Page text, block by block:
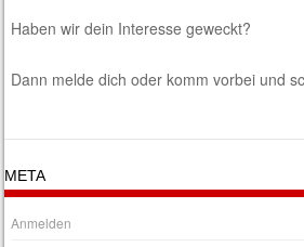
Haben wir dein Interesse geweckt?
Dann melde dich oder komm vorbei und
META
Anmelden